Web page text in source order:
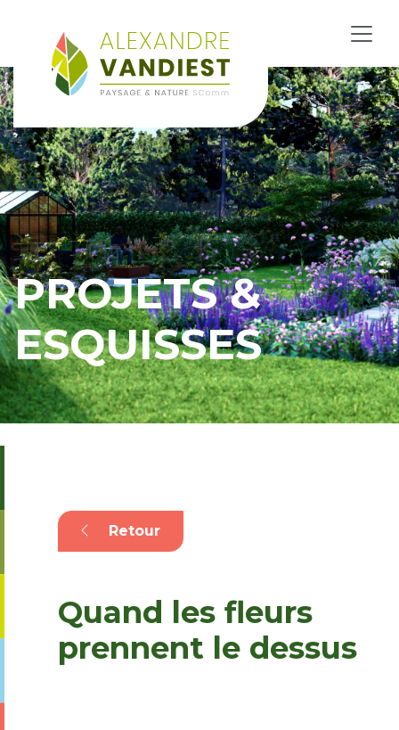
PROJETS &
ESQUISSES
Retour
Quand les fleurs
prennent le dessus